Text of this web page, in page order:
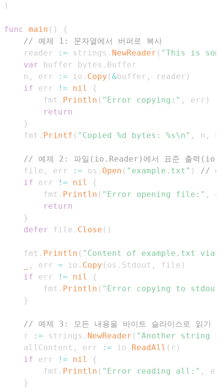
)
func main ( )
{
// 예제 1: 문자열에서 버퍼로 복사
    reader
:= strings . NewReader ( "This is
var buffer bytes .
    n
, err := io . Copy (&buffer , reader )
if err != nil
{
        fmt
. Println ( "Error copying:" , err )
return
}
    fmt
. Printf ( "Copied %d bytes: %s\n" , n ,
// 예제 2: 파일(io.Reader)에서 표준 출력
    file
, err := os . Open ( "example.txt" )
//
if err != nil
{
        fmt
. Println ( "Error opening file:" ,
return
}
defer file . Close ( )
    fmt
. Println ( "Content of example.txt
, err = io . Copy ( os . Stdout , file )
if err != nil
{
        fmt
. Println ( "Error copying to
}
// 예제 3: 모든 내용을 바이트 슬라이스로 읽기
    r
:= strings . NewReader ( "Another string
    allContent
, err := io . ReadAll ( r )
if err != nil
{
        fmt
. Println ( "Error reading all:" ,
}